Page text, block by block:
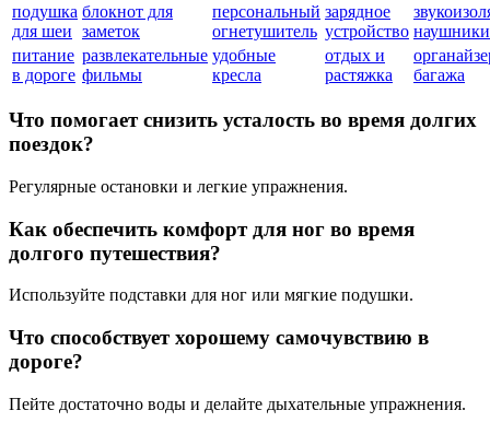
подушка
для шеи
блокнот для
заметок
персональный
огнетушитель
зарядное
устройство наушники
питание
в дороге
развлекательные
фильмы
удобные
кресла
отдых и
растяжка
багажа
Что помогает снизить усталость во время долгих
поездок?
Регулярные остановки и легкие упражнения.
Как обеспечить комфорт для ног во время
долгого путешествия?
Используйте подставки для ног или мягкие подушки.
Что способствует хорошему самочувствию в
дороге?
Пейте достаточно воды и делайте дыхательные упражнения.